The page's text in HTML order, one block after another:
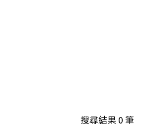
搜尋結果0筆